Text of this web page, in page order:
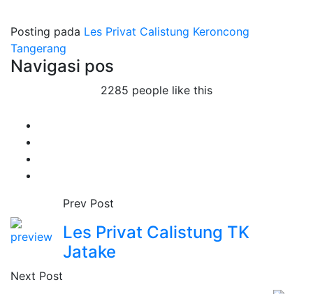
Posting pada Les Privat Calistung Keroncong
Tangerang
Navigasi pos
2285 people like this
Prev Post
Les Privat Calistung TK
Jatake
Next Post